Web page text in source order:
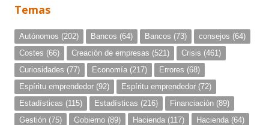
Temas
Autónomos (202) Bancos (64) Bancos (73) consejos (64)
Costes (66) Creación de empresas (521) Crisis (461)
Curiosidades (77) Economía (217) Errores (68)
Espíritu emprendedor (92) Espíritu emprendedor (72)
Estadísticas (115) Estadísticas (216) Financiación (89)
Gestión (75) Gobierno (89) Hacienda (117) Hacienda (64)